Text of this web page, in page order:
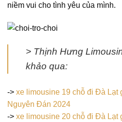
niềm vui cho tình yêu của mình.
> Thịnh Hưng
khảo qua:
-> xe limousine 19 chỗ đi Đà Lạt
Nguyên Đán 2024
-> xe limousine 20 chỗ đi Đà Lạt